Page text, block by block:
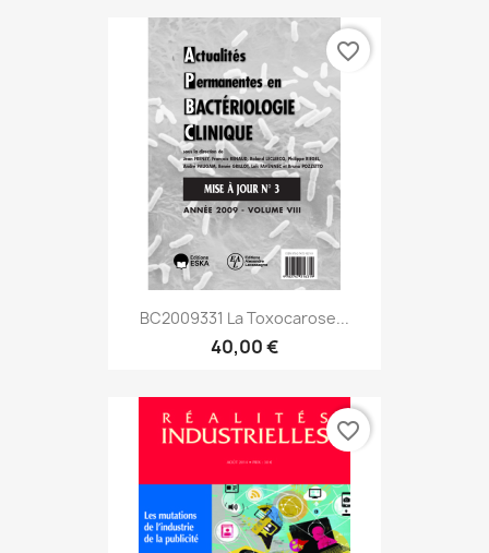
BC2009331 La Toxocarose...
40,00 €
favorite_border
favorite_border